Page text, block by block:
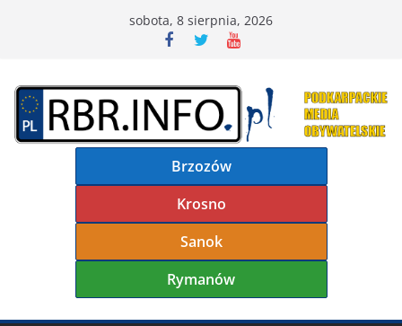
sobota, 8 sierpnia, 2026
Brzozów
Krosno
Sanok
Rymanów